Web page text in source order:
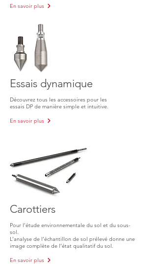
En savoir plus
Essais dynamique
Découvrez tous les accessoires pour les
essais DP de manière simple et intuitive.
En savoir plus
Carottiers
Pour l’étude environnementale du sol et du sous-
sol.
L’analyse de l’échantillon de sol prélevé donne une
image complète de l’état qualitatif du sol.
En savoir plus